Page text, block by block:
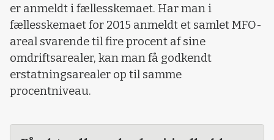
er anmeldt i fællesskemaet. Har man i
fællesskemaet for 2015 anmeldt et samlet MFO-
areal svarende til fire procent af sine
omdriftsarealer, kan man få godkendt
erstatningsarealer op til samme
procentniveau.